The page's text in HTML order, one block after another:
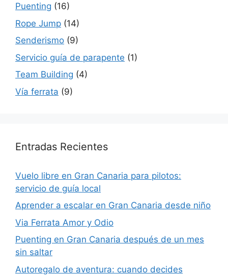
Puenting (16)
Rope Jump (14)
Senderismo (9)
Servicio guía de parapente (1)
Team Building (4)
Vía ferrata (9)
Entradas Recientes
Vuelo libre en Gran Canaria para pilotos:
servicio de guía local
Aprender a escalar en Gran Canaria desde niño
Via Ferrata Amor y Odio
Puenting en Gran Canaria después de un mes
sin saltar
Autoregalo de aventura: cuando decides